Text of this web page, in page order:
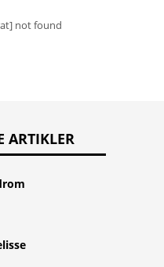
not found
ARTIKLER